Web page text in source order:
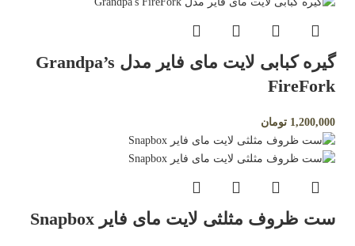
گیره کبابی لایت مای فایر مدل Grandpa’s
FireFork
1,200,000 تومان
ست ظروف مثلثی لایت مای فایر Snapbox